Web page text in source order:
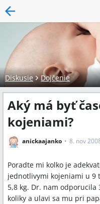
Diskusie Dojčenie
Aký má byť
kojeniami?
anickaajanko 8. nov
Poradte mi kolko je
jednotlivymi kojeniami u 9
5,8 kg. Dr. nam
koliky a ulavi sa mu pri